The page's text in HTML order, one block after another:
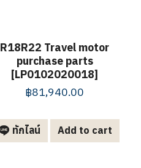
R18R22 Travel motor
purchase parts
[LP0102020018]
฿81,940.00
ทักไลน์ Add to cart